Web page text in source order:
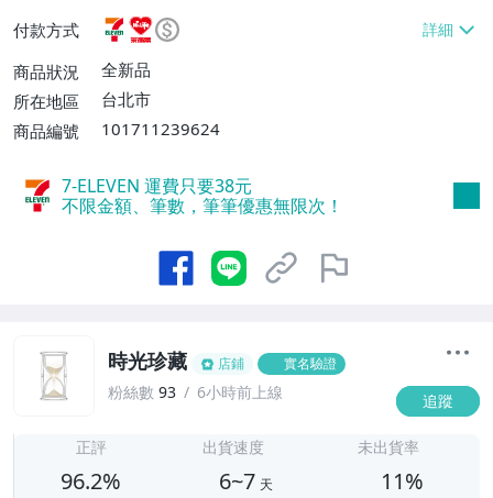
或消費滿$1298免運費】、7-ELEVEN取貨
不付款【免運費】、萊爾富取貨付款【單件
運費$60、滿5件或消費滿$1298免運
費】、宅配/貨運【單件運費$120、滿5件
付款方式
商品狀況
全新品
所在地區
台北市
商品編號
101711239624
7-ELEVEN 運費只要38元
不限金額、筆數，筆筆優惠無限次！
時光珍藏 店鋪 實名驗證
粉絲數 93 6小時前上線 追蹤
正評
96.2%
出貨速度
6~7 天
未出貨率
11%